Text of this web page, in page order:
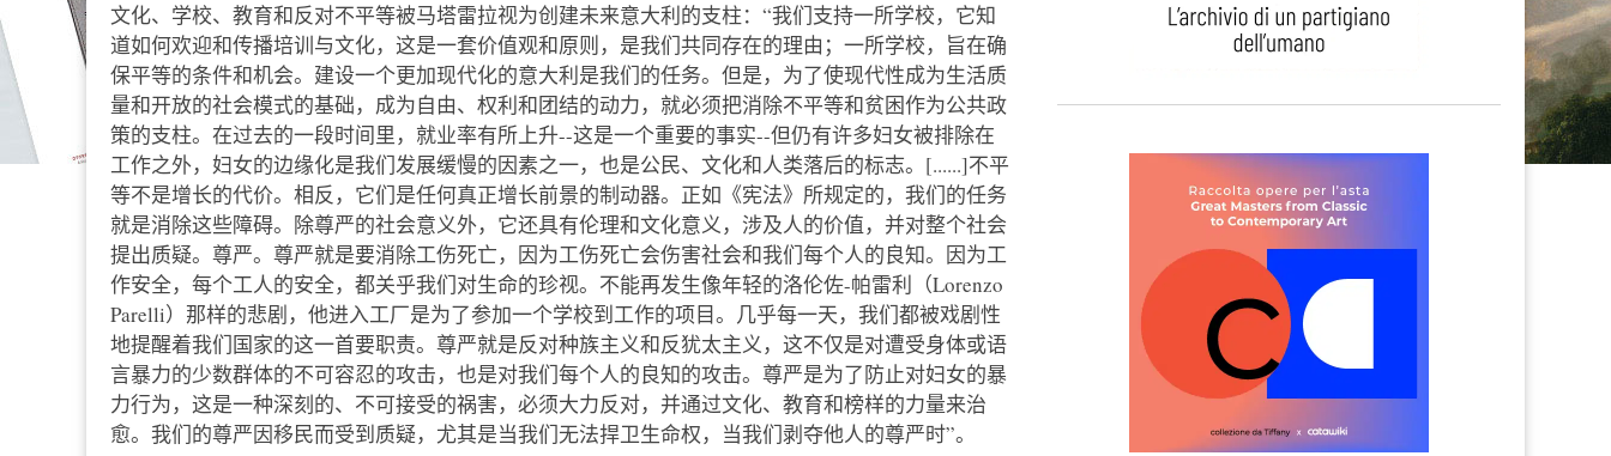
文化、学校、教育和反对不平等被马塔雷拉视为创建未来意大利的支柱：“我们支持一所学校，它知
道如何欢迎和传播培训与文化，这是一套价值观和原则，是我们共同存在的理由；一所学校，旨在确
保平等的条件和机会。建设一个更加现代化的意大利是我们的任务。但是，为了使现代性成为生活质
量和开放的社会模式的基础，成为自由、权利和团结的动力，就必须把消除不平等和贫困作为公共政
策的支柱。在过去的一段时间里，就业率有所上升--这是一个重要的事实--但仍有许多妇女被排除在
工作之外，妇女的边缘化是我们发展缓慢的因素之一，也是公民、文化和人类落后的标志。[......]不平
等不是增长的代价。相反，它们是任何真正增长前景的制动器。正如《宪法》所规定的，我们的任务
就是消除这些障碍。除尊严的社会意义外，它还具有伦理和文化意义，涉及人的价值，并对整个社会
提出质疑。尊严。尊严就是要消除工伤死亡，因为工伤死亡会伤害社会和我们每个人的良知。因为工
作安全，每个工人的安全，都关乎我们对生命的珍视。不能再发生像年轻的洛伦佐-帕雷利（Lorenzo
Parelli）那样的悲剧，他进入工厂是为了参加一个学校到工作的项目。几乎每一天，我们都被戏剧性
地提醒着我们国家的这一首要职责。尊严就是反对种族主义和反犹太主义，这不仅是对遭受身体或语
言暴力的少数群体的不可容忍的攻击，也是对我们每个人的良知的攻击。尊严是为了防止对妇女的暴
力行为，这是一种深刻的、不可接受的祸害，必须大力反对，并通过文化、教育和榜样的力量来治
愈。我们的尊严因移民而受到质疑，尤其是当我们无法捍卫生命权，当我们剥夺他人的尊严时”。